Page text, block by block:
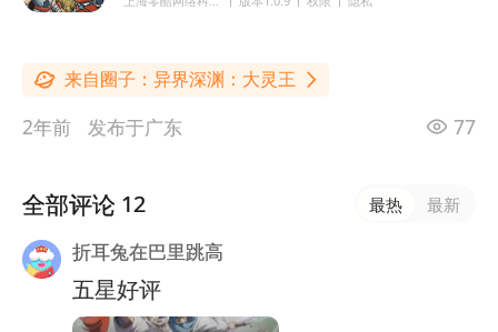
来自圈子： 异界深渊：大灵王
2年前 发布于广东 77